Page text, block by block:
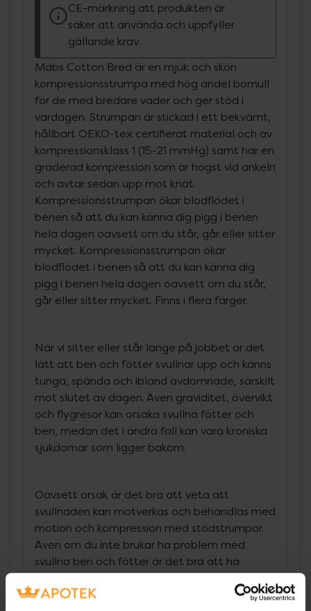
CE-märkning att produkten är
säker att använda och uppfyller
gällande krav.
Mabs Cotton Bred är en mjuk och skön
kompressionsstrumpa med hög andel bomull
för de med bredare vader och ger stöd i
vardagen. Strumpan är stickad i ett bekvämt,
hållbart OEKO-tex certifierat material och av
kompressionsklass 1 (15-21 mmHg) samt har en
graderad kompression som är högst vid ankeln
och avtar sedan upp mot knät.
Kompressionsstrumpan ökar blodflödet i
benen så att du kan känna dig pigg i benen
hela dagen oavsett om du står, går eller sitter
mycket. Kompressionsstrumpan ökar
blodflödet i benen så att du kan känna dig
pigg i benen hela dagen oavsett om du står,
går eller sitter mycket. Finns i flera färger.
När vi sitter eller står länge på jobbet är det
lätt att ben och fötter svullnar upp och känns
tunga, spända och ibland avdomnade, särskilt
mot slutet av dagen. Även graviditet, övervikt
och flygresor kan orsaka svullna fötter och
ben, medan det i andra fall kan vara kroniska
sjukdomar som ligger bakom.
Oavsett orsak är det bra att veta att
svullnaden kan motverkas och behandlas med
motion och kompression med stödstrumpor.
Även om du inte brukar ha problem med
svullna ben och fötter är det bra att ha
kompressionsstrumpor vid längre flygresor,
eftersom långvarigt sittande i luften kan öka